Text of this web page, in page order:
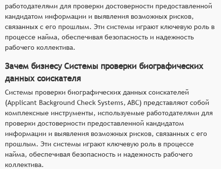
работодателями для проверки достоверности предоставленной
кандидатом информации и выявления возможных рисков,
связанных с его прошлым. Эти системы играют ключевую роль в
процессе найма, обеспечивая безопасность и надежность
рабочего коллектива.
Зачем бизнесу Системы проверки биографических
данных соискателя
Системы проверки биографических данных соискателей
(Applicant Background Check Systems, ABC) представляют собой
комплексные инструменты, используемые работодателями для
проверки достоверности предоставленной кандидатом
информации и выявления возможных рисков, связанных с его
прошлым. Эти системы играют ключевую роль в процессе
найма, обеспечивая безопасность и надежность рабочего
коллектива.